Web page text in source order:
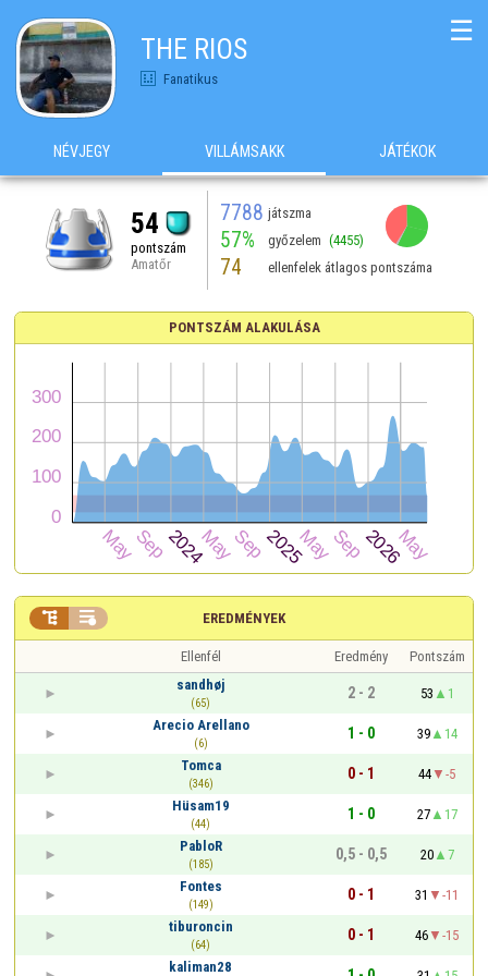
THE RIOS
Fanatikus
☰
NÉVJEGY VILLÁMSAKK JÁTÉKOK
54
pontszám
Amatőr
7788 játszma
57% győzelem (4455)
74 ellenfelek átlagos pontszáma
PONTSZÁM ALAKULÁSA
EREDMÉNYEK
 
Ellenfél Eredmény
Pontszám
sandhøj
(65)
2 - 2 53
1
Arecio Arellano
(6)
1 - 0 39
14
Tomca
(346)
0 - 1 44
-5
Hüsam19
(44)
1 - 0 27
17
PabloR
(185)
0,5 - 0,5 20
7
Fontes
(149)
0 - 1 31
-11
tiburoncin
(64)
0 - 1 46
-15
kaliman28